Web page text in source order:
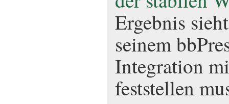
Ergebnis
seinem
Integration
feststellen